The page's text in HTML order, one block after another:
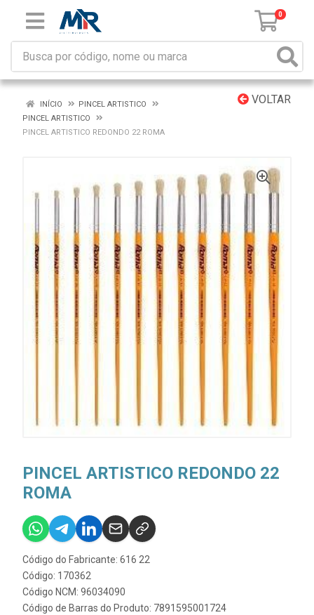
0
VOLTAR
INÍCIO
PINCEL ARTISTICO
PINCEL ARTISTICO
PINCEL ARTISTICO REDONDO 22 ROMA
PINCEL ARTISTICO REDONDO 22
ROMA
Código do Fabricante: 616 22
Código: 170362
Código NCM: 96034090
Código de Barras do Produto: 7891595001724